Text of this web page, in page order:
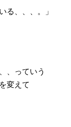
る、、、。」
、っていう
変えて